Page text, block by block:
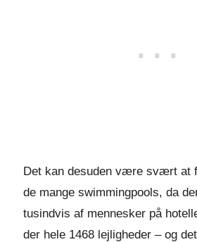
Det kan desuden være svært at
de mange swimmingpools, da
tusindvis af mennesker på
der hele 1468 lejligheder – og